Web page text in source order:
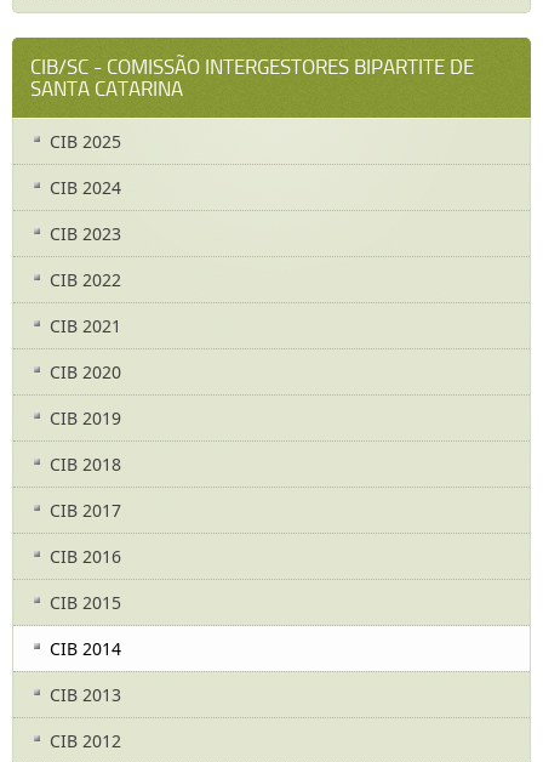
CIB/SC - COMISSÃO INTERGESTORES BIPARTITE DE
SANTA CATARINA
CIB 2025
CIB 2024
CIB 2023
CIB 2022
CIB 2021
CIB 2020
CIB 2019
CIB 2018
CIB 2017
CIB 2016
CIB 2015
CIB 2014
CIB 2013
CIB 2012